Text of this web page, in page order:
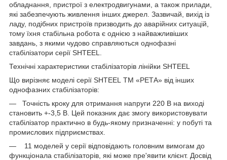
обладнання, пристрої з електродвигунами, а також прилади,
які забезпечують живлення інших джерел. Зазвичай, вихід із
ладу, подібних пристроїв призводить до аварійних ситуацій,
тому їхня стабільна робота є однією з найважливіших
завдань, з якими чудово справляються однофазні
стабілізатори серії SHTEEL.
Технічні характеристики стабілізаторів лінійки SHTEEL
Що вирізняє моделі серії SHTEEL ТМ «РЕТА» від інших
однофазних стабілізаторів:
— Точність кроку для отримання напруги 220 В на виході
становить +-3,5 В. Цей показник дає змогу використовувати
стабілізатор практично в будь-якому призначенні: у побуті та
промислових підприємствах.
— 11 моделей у серії відповідають головним вимогам до
функціонала стабілізаторів, які може пре'явити клієнт. Досвід